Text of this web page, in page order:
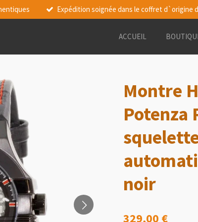
Expédition soignée dans le coffret d`origine
ACCUEIL
Montre
Potenza
noir
329,00 €